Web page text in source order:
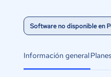
Software no disponible en
Información general